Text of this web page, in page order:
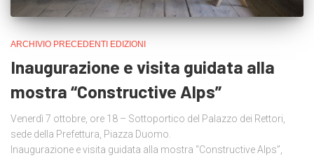
ARCHIVIO PRECEDENTI EDIZIONI
Inaugurazione e visita guidata alla
mostra “Constructive Alps”
Venerdì 7 ottobre, ore 18 – Sottoportico del Palazzo dei Rettori,
sede della Prefettura, Piazza Duomo.
Inaugurazione e visita guidata alla mostra “Constructive Alps”,